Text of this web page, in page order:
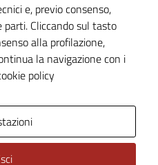
e, previo consenso,
parti. Cliccando sul tasto
alla profilazione,
la navigazione con i
policy